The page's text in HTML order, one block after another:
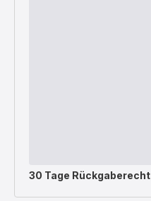
30 Tage Rückgaberecht